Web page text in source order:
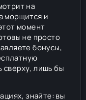
на
морщится и
момент
не просто
бонусы,
сверху, лишь бы
знайте: вы